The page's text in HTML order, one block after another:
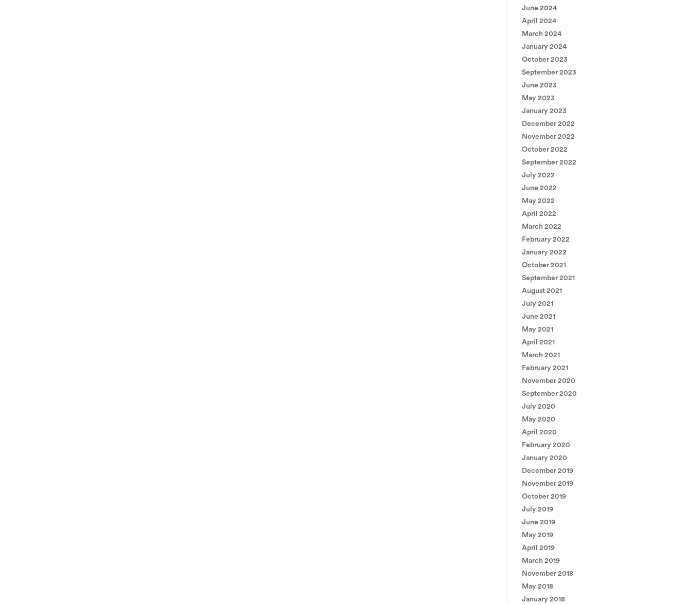
June 2024
April 2024
March 2024
January 2024
October 2023
September 2023
June 2023
May 2023
January 2023
December 2022
November 2022
October 2022
September 2022
July 2022
June 2022
May 2022
April 2022
March 2022
February 2022
January 2022
October 2021
September 2021
August 2021
July 2021
June 2021
May 2021
April 2021
March 2021
February 2021
November 2020
September 2020
July 2020
May 2020
April 2020
February 2020
January 2020
December 2019
November 2019
October 2019
July 2019
June 2019
May 2019
April 2019
March 2019
November 2018
May 2018
January 2018